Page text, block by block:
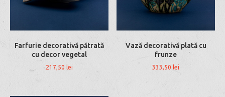
Farfurie decorativă pătrată
cu decor vegetal
217,50 lei
Vază decorativă plată cu
frunze
333,50 lei